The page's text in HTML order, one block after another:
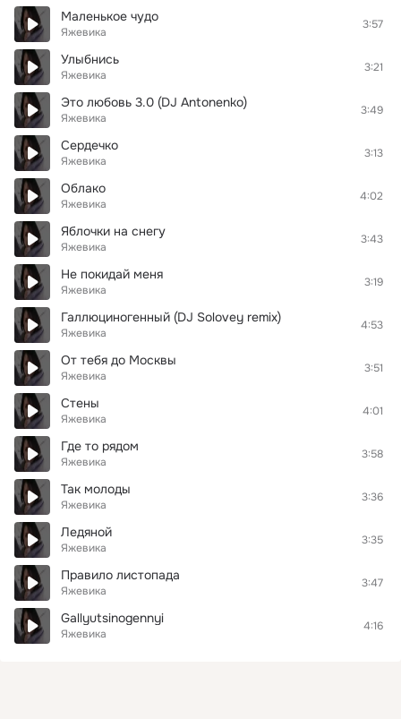
Маленькое чудо
Яжевика
3:57
Улыбнись
Яжевика
3:21
Это любовь 3.0 (DJ Antonenko)
Яжевика
3:49
Сердечко
Яжевика
3:13
Облако
Яжевика
4:02
Яблочки на снегу
Яжевика
3:43
Не покидай меня
Яжевика
3:19
Галлюциногенный (DJ Solovey remix)
Яжевика
4:53
От тебя до Москвы
Яжевика
3:51
Стены
Яжевика
4:01
Где то рядом
Яжевика
3:58
Так молоды
Яжевика
3:36
Ледяной
Яжевика
3:35
Правило листопада
Яжевика
3:47
Gallyutsinogennyi
Яжевика
4:16